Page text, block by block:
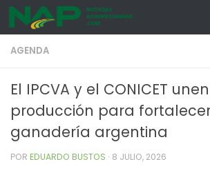
Skip to content
AGENDA
El IPCVA y el CONICET
producción para
ganadería argentina
POR EDUARDO BUSTOS · 8 JULIO, 2026